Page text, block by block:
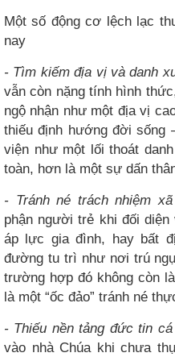
Một số động cơ lệch lạc
nay
- Tìm kiếm địa vị và danh
vẫn còn nặng tính hình
ngộ nhận như một địa vị
thiếu định hướng đời sống
viện như một lối thoát
toàn, hơn là một sự dấn
- Tránh né trách nhiệm
phận người trẻ khi đối
áp lực gia đình, hay bất
đường tu trì như nơi trú
trường hợp đó không còn
là một “ốc đảo” tránh né
- Thiếu nền tảng đức tin
vào nhà Chúa khi chưa